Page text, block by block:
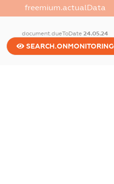
freemium.actualData
document.dueToDate24.05.24
SEARCH.ONMONITORING